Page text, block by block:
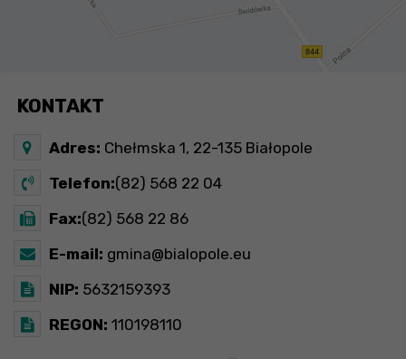
KONTAKT
Adres: Chełmska 1, 22-135 Białopole
Telefon:(82) 568 22 04
Fax:(82) 568 22 86
E-mail: gmina@bialopole.eu
NIP: 5632159393
REGON: 110198110